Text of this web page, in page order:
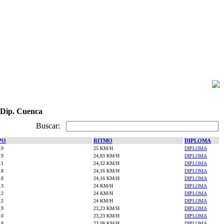
Cuenca
Buscar:
RITMO DIPLOMA
25 KM/H
DIPLOMA
24,83 KM/H
DIPLOMA
24,32 KM/H
DIPLOMA
24,16 KM/H
DIPLOMA
24,16 KM/H
DIPLOMA
24 KM/H
DIPLOMA
24 KM/H
DIPLOMA
24 KM/H
DIPLOMA
23,23 KM/H
DIPLOMA
23,23 KM/H
DIPLOMA